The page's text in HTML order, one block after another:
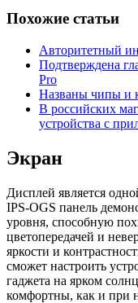
Похожие статьи
Авторитетный
Подтверждена
Pro
Названы чипы и
В российских
устройства с
Экран
Дисплей является
IPS-OGS панель
уровня, способную
цветопередачей и
яркости и
сможет настроить
гаджета на ярком
комфортны, как и при